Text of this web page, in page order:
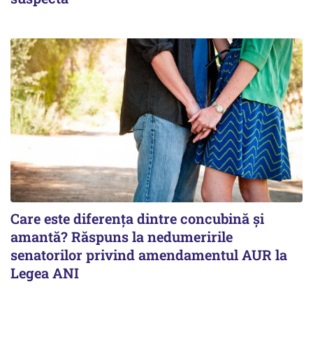
Care este diferența dintre concubină și
amantă? Răspuns la nedumeririle
senatorilor privind amendamentul AUR la
Legea ANI